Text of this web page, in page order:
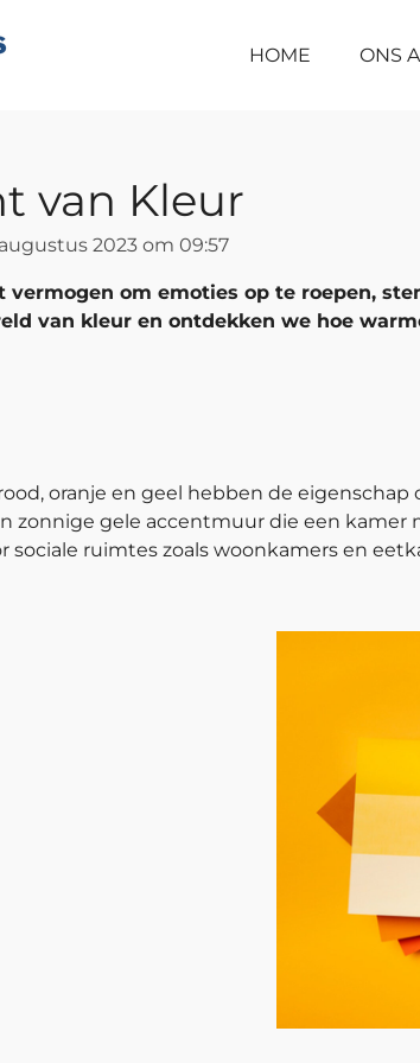
HOME ONS
van Kleur
2023 om 09:57
vermogen om emoties op te roepen,
van kleur en ontdekken we hoe
oranje en geel hebben de
zonnige gele accentmuur die een
sociale ruimtes zoals woonkamers en